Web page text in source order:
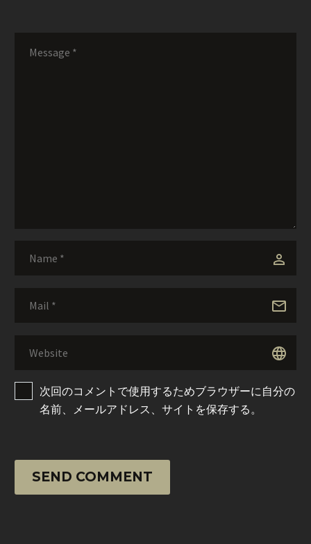
次回のコメントで使用するためブラウザーに自分の
名前、メールアドレス、サイトを保存する。
SEND COMMENT